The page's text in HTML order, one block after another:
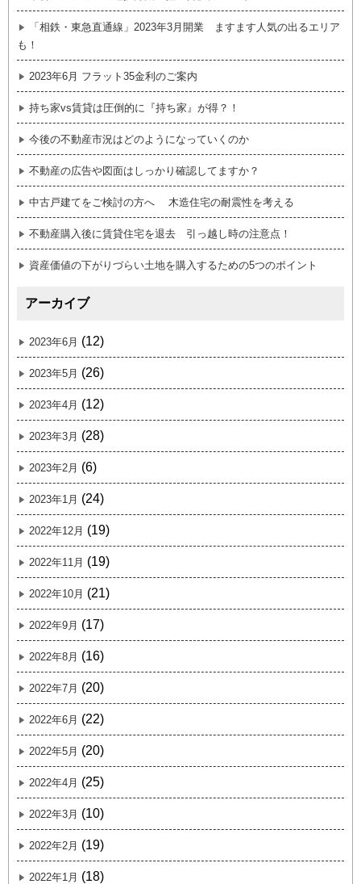
「相鉄・東急直通線」2023年3月開業 ますます人気の出るエリア
も！
2023年6月 フラット35金利のご案内
持ち家vs賃貸は圧倒的に『持ち家』が得？！
今後の不動産市況はどのようになっていくのか
不動産の広告や図面はしっかり確認してますか？
中古戸建てをご検討の方へ 木造住宅の耐震性を考える
不動産購入後に賃貸住宅を退去 引っ越し時の注意点！
資産価値の下がりづらい土地を購入するための5つのポイント
アーカイブ
2023年6月 (12)
2023年5月 (26)
2023年4月 (12)
2023年3月 (28)
2023年2月 (6)
2023年1月 (24)
2022年12月 (19)
2022年11月 (19)
2022年10月 (21)
2022年9月 (17)
2022年8月 (16)
2022年7月 (20)
2022年6月 (22)
2022年5月 (20)
2022年4月 (25)
2022年3月 (10)
2022年2月 (19)
2022年1月 (18)